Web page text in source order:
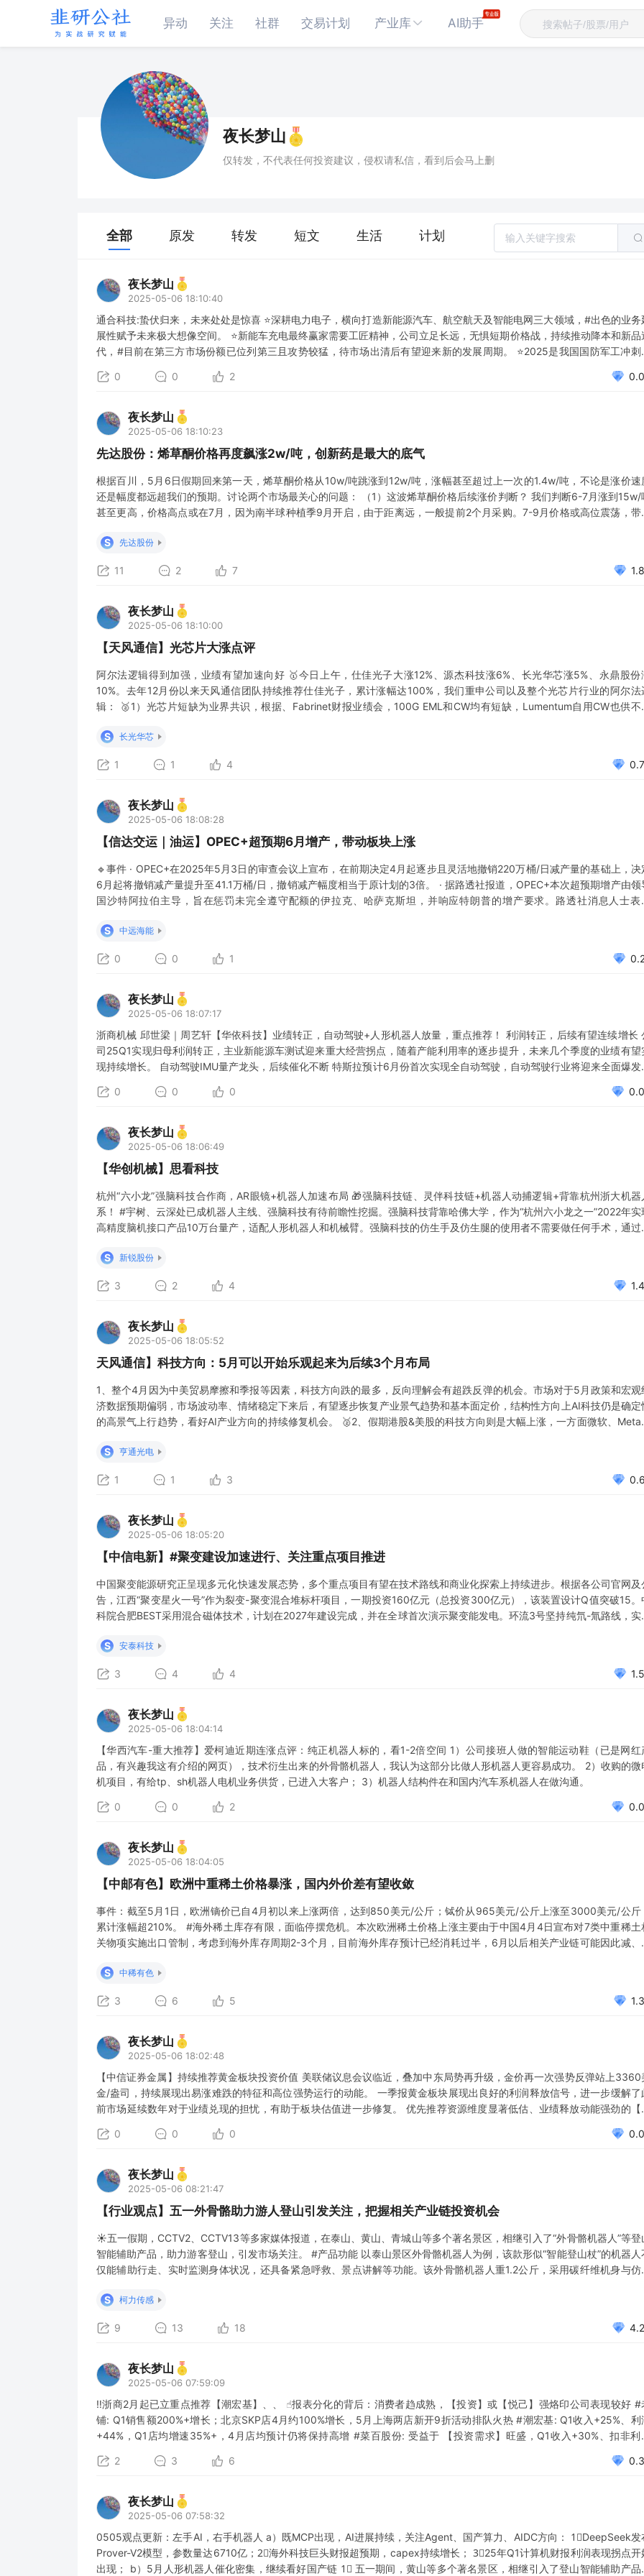
异动 关注 社群 交易计划 产业库 AI助手
夜长梦山
仅转发，不代表任何投资建议，侵权请私信，看到后会马上删
全部 原发 转发 短文 生活 计划
夜长梦山
2025-05-06 18:10:40
通合科技:蛰伏归来，未来处处是惊喜 ⭐深耕电力电子，横向打造新能源汽车、航空航天及智能电网三大领域，#出色的业务
展性赋予未来极大想像空间。 ⭐新能车充电最终赢家需要工匠精神，公司立足长远，无惧短期价格战，持续推动降本和新品
代，#目前在第三方市场份额已位列第三且攻势较猛，待市场出清后有望迎来新的发展周期。 ⭐2025是我国国防军工冲刺
重生。 ⭐拥抱AI，#对于经历完整大周期的车规级龙
0 0 2
夜长梦山
2025-05-06 18:10:23
先达股份：烯草酮价格再度飙涨2w/吨，创新药是最大的底气
根据百川，5月6日假期回来第一天，烯草酮价格从10w/吨跳涨到12w/吨，涨幅甚至超过上一次的1.4w/吨，不论是涨价速
还是幅度都远超我们的预期。讨论两个市场最关心的问题： （1）这波烯草酮价格后续涨价判断？ 我们判断6-7月涨到15w/
甚至更高，价格高点或在7月，因为南半球种植季9月开启，由于距离远，一般提前2个月采购。7-9月价格或高位震荡，带
每月需求量4500吨（每年3.5万
S 先达股份
11 2 7
夜长梦山
2025-05-06 18:10:00
【天风通信】光芯片大涨点评
阿尔法逻辑得到加强，业绩有望加速向好 🥇今日上午，仕佳光子大涨12%、源杰科技涨6%、长光华芯涨5%、永鼎股份
10%。去年12月份以来天风通信团队持续推荐仕佳光子，累计涨幅达100%，我们重申公司以及整个光芯片行业的阿尔法
辑： 🥈1）光芯片短缺为业界共识，根据、Fabrinet财报业绩会，100G EML和CW均有短缺，Lumentum自用CW也供不
技、长光华芯已进入到龙头企
S 长光华芯
1 1 4
夜长梦山
2025-05-06 18:08:28
【信达交运｜油运】OPEC+超预期6月增产，带动板块上涨
🔹事件 · OPEC+在2025年5月3日的审查会议上宣布，在前期决定4月起逐步且灵活地撤销220万桶/日减产量的基础上，决
6月起将撤销减产量提升至41.1万桶/日，撤销减产幅度相当于原计划的3倍。 · 据路透社报道，OPEC+本次超预期增产由领
国沙特阿拉伯主导，旨在惩罚未完全遵守配额的伊拉克、哈萨克斯坦，并响应特朗普的增产要求。路透社消息人士表
并于11月完全撤销减
S 中远海能
0 0 1
夜长梦山
2025-05-06 18:07:17
浙商机械 邱世梁｜周艺轩【华依科技】业绩转正，自动驾驶+人形机器人放量，重点推荐！ 利润转正，后续有望连续增长
司25Q1实现归母利润转正，主业新能源车测试迎来重大经营拐点，随着产能利用率的逐步提升，未来几个季度的业绩有望
现持续增长。 自动驾驶IMU量产龙头，后续催化不断 特斯拉预计6月份首次实现全自动驾驶，自动驾驶行业将迎来全面爆发
伴，机器人标的估值洼地 华依科技作为重要合作
0 0 0
夜长梦山
2025-05-06 18:06:49
【华创机械】思看科技
杭州“六小龙”强脑科技合作商，AR眼镜+机器人加速布局 🎁强脑科技链、灵伴科技链+机器人动捕逻辑+背靠杭州浙大机器
系！ #宇树、云深处已成机器人主线、强脑科技有待前瞻性挖掘。强脑科技背靠哈佛大学，作为“杭州六小龙之一”2022年实
高精度脑机接口产品10万台量产，适配人形机器人和机械臂。强脑科技的仿生手及仿生腿的使用者不需要做任何手术，通过
#思看与强脑合作，通过扫描患者肢体结构，
S 新锐股份
3 2 4
夜长梦山
2025-05-06 18:05:52
天风通信】科技方向：5月可以开始乐观起来为后续3个月布局
1、整个4月因为中美贸易摩擦和季报等因素，科技方向跌的最多，反向理解会有超跌反弹的机会。市场对于5月政策和宏观
济数据预期偏弱，市场波动率、情绪稳定下来后，有望逐步恢复产业景气趋势和基本面定价，结构性方向上AI科技仍是确定
的高景气上行趋势，看好AI产业方向的持续修复机会。 🥈2、假期港股&美股的科技方向则是大幅上涨，一方面微软、Meta
降本、提效、ROI等指标上持
S 亨通光电
1 1 3
夜长梦山
2025-05-06 18:05:20
【中信电新】#聚变建设加速进行、关注重点项目推进
中国聚变能源研究正呈现多元化快速发展态势，多个重点项目有望在技术路线和商业化探索上持续进步。根据各公司官网及
告，江西“聚变星火一号”作为裂变-聚变混合堆标杆项目，一期投资160亿元（总投资300亿元），该装置设计Q值突破15。
科院合肥BEST采用混合磁体技术，计划在2027年建设完成，并在全球首次演示聚变能发电。环流3号坚持纯氘-氚路线，实
点（洪荒）的170规划高温超导方案值
S 安泰科技
3 4 4
夜长梦山
2025-05-06 18:04:14
【华西汽车-重大推荐】爱柯迪近期连涨点评：纯正机器人标的，看1-2倍空间 1）公司接班人做的智能运动鞋（已是网红
品，有兴趣我这有介绍的网页），技术衍生出来的外骨骼机器人，我认为这部分比做人形机器人更容易成功。 2）收购的微
机项目，有给tp、sh机器人电机业务供货，已进入大客户； 3）机器人结构件在和国内汽车系机器人在做沟通。
0 0 2
夜长梦山
2025-05-06 18:04:05
【中邮有色】欧洲中重稀土价格暴涨，国内外价差有望收敛
事件：截至5月1日，欧洲镝价已自4月初以来上涨两倍，达到850美元/公斤；铽价从965美元/公斤上涨至3000美元/公斤
累计涨幅超210%。 #海外稀土库存有限，面临停摆危机。本次欧洲稀土价格上涨主要由于中国4月4日宣布对7类中重稀土
关物项实施出口管制，考虑到海外库存周期2-3个月，目前海外库存预计已经消耗过半，6月以后相关产业链可能因此减、
缓和态势，中重稀土产品尤其是民用稀土磁
S 中稀有色
3 6 5
夜长梦山
2025-05-06 18:02:48
【中信证券金属】持续推荐黄金板块投资价值 美联储议息会议临近，叠加中东局势再升级，金价再一次强势反弹站上3360
金/盎司，持续展现出易涨难跌的特征和高位强势运行的动能。 一季报黄金板块展现出良好的利润释放信号，进一步缓解了
前市场延续数年对于业绩兑现的担忧，有助于板块估值进一步修复。 优先推荐资源维度显著低估、业绩释放动能强劲的【
黄金、万国黄金集团、中国黄金国际、赤峰黄金等等】，建
0 0 0
夜长梦山
2025-05-06 08:21:47
【行业观点】五一外骨骼助力游人登山引发关注，把握相关产业链投资机会
☀五一假期，CCTV2、CCTV13等多家媒体报道，在泰山、黄山、青城山等多个著名景区，相继引入了“外骨骼机器人”等登
智能辅助产品，助力游客登山，引发市场关注。 #产品功能 以泰山景区外骨骼机器人为例，该款形似“智能登山杖”的机器人
仅能辅助行走、实时监测身体状况，还具备紧急呼救、景点讲解等功能。该外骨骼机器人重1.2公斤，采用碳纤维机身与仿
力强度，续航时间达8小时，为佩戴者节省
S 柯力传感
9 13 18
夜长梦山
2025-05-06 07:59:09
‼浙商2月起已立重点推荐【潮宏基】、、 ☝报表分化的背后：消费者趋成熟，【投资】或【悦己】强烙印公司表现较好 #
铺: Q1销售额200%+增长；北京SKP店4月约100%增长，5月上海两店新开9折活动排队火热 #潮宏基: Q1收入+25%、利
+44%，Q1店均增速35%+，4月店均预计仍将保持高增 #菜百股份: 受益于 【投资需求】旺盛，Q1收入+30%、扣非利
2 3 6
夜长梦山
2025-05-06 07:58:32
0505观点更新：左手AI，右手机器人 a）既MCP出现，AI进展持续，关注Agent、国产算力、AIDC方向： 1⃣DeepSeek发
Prover-V2模型，参数量达6710亿；2⃣海外科技巨头财报超预期，capex持续增长； 3⃣25年Q1计算机财报利润表现拐点开
出现； b）5月人形机器人催化密集，继续看好国产链 1⃣ 五一期间，黄山等多个著名景区，相继引入了登山智能辅助产品